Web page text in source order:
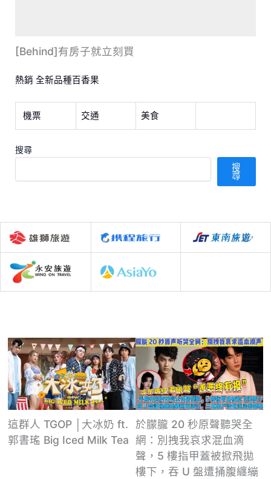
[Behind]有房子就立刻買
熱銷 全新品種百香果
機票 交通 美食
搜尋
搜
尋
這群人 TGOP │大冰奶 ft.
郭書瑤 Big Iced Milk Tea
於朦朧 20 秒原聲聽哭全
網：別拽我哀求混血滴
聲，5 樓指甲蓋被掀飛拋
樓下，吞 U 盤遭捅腹纏繃